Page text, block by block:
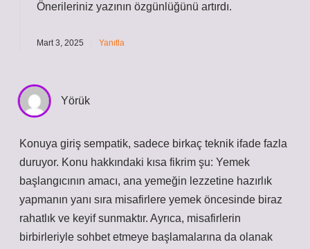
Önerileriniz yazının özgünlüğünü artırdı.
Mart 3, 2025 Yanıtla
Yörük
Konuya giriş sempatik, sadece birkaç teknik ifade fazla
duruyor. Konu hakkındaki kısa fikrim şu: Yemek
başlangıcının amacı, ana yemeğin lezzetine hazırlık
yapmanın yanı sıra misafirlere yemek öncesinde biraz
rahatlık ve keyif sunmaktır. Ayrıca, misafirlerin
birbirleriyle sohbet etmeye başlamalarına da olanak